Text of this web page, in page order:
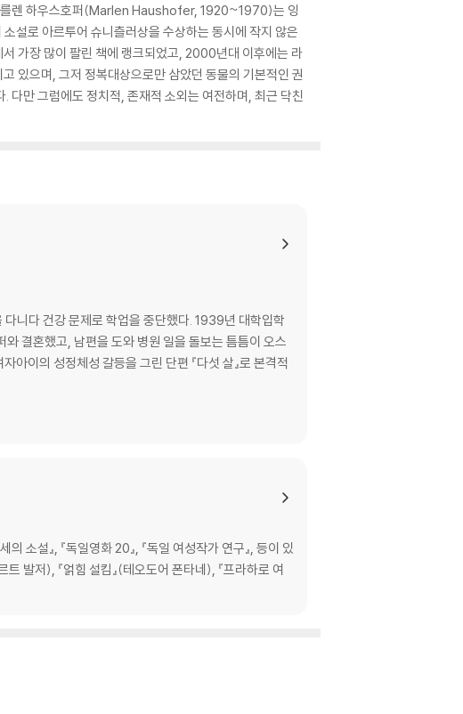
를렌 하우스호퍼(Marlen Haushofer, 1920~1970)는 잉
설로 아르투어 슈니츨러상을 수상하는 동시에 작지 않은
가장 많이 팔린 책에 랭크되었고, 2000년대 이후에는 라
있으며, 그저 정복대상으로만 삼았던 동물의 기본적인 권
다만 그럼에도 정치적, 존재적 소외는 여전하며, 최근 닥친
니다 건강 문제로 학업을 중단했다. 1939년 대학입학
결혼했고, 남편을 도와 병원 일을 돌보는 틈틈이 오스
이의 성정체성 갈등을 그린 단편 『다섯 살』로 본격적
소설』, 『독일영화 20』, 『독일 여성작가 연구』, 등이 있
발저), 『얽힘 설킴』(테오도어 폰타네), 『프라하로 여